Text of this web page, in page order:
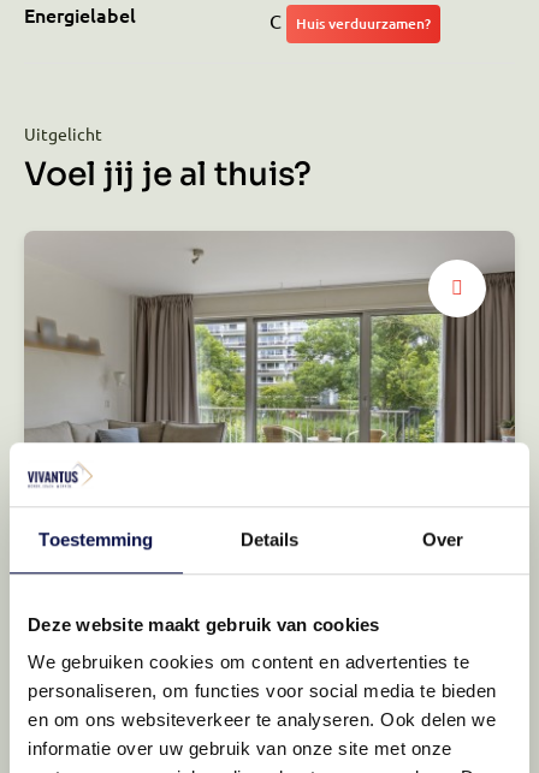
Toestemming Details Over
Deze website maakt gebruik van cookies
We gebruiken cookies om content en advertenties te
personaliseren, om functies voor social media te bieden
en om ons websiteverkeer te analyseren. Ook delen we
informatie over uw gebruik van onze site met onze
Energielabel C Huis verduurzamen?
Uitgelicht
Voel jij je al thuis?
Hoe richt jij het in?
Volop ruimte